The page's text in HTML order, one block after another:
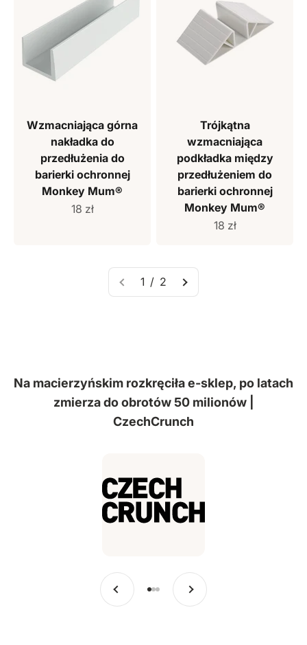
Wzmacniająca górna
nakładka do
przedłużenia do
barierki ochronnej
Monkey Mum®
Cena sprzedaży
18 zł
Trójkątna
wzmacniająca
podkładka między
przedłużeniem do
barierki ochronnej
Monkey Mum®
Cena sprzedaży
18 zł
1 / 2
Na macierzyńskim rozkręciła e-sklep, po latach
zmierza do obrotów 50 milionów |
CzechCrunch
Poprzedni
Przejdź do pozycji 1
Przejdź do pozycji 2
Przejdź do pozycji 3